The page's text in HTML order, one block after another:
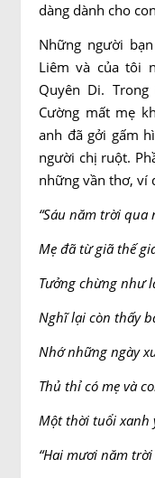
dàng dành cho
Những người
Liêm và của tôi
Quyên Di.
Cường mất mẹ
anh đã gởi gấm
người chị ruột.
những vần thơ, ví
“Sáu năm trời qua
Mẹ đã từ giã thế
Tưởng chừng như
Nghĩ lại còn thấy
Nhớ những ngày
Thủ thỉ có mẹ và
Một thời tuổi xanh
“Hai mươi năm